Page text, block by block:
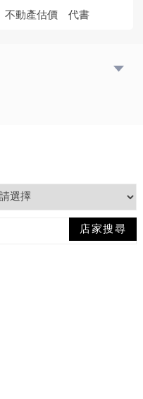
不動產估價 代書